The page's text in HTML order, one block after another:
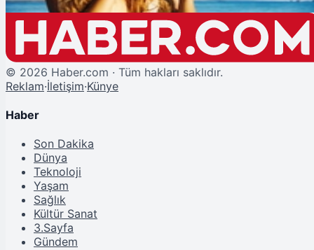
© 2026 Haber.com · Tüm hakları saklıdır.
Reklam·İletişim·Künye
Haber
Son Dakika
Dünya
Teknoloji
Yaşam
Sağlık
Kültür Sanat
3.Sayfa
Gündem